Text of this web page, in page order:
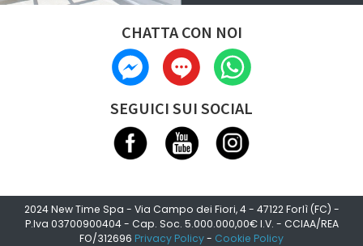
CHATTA CON NOI
SEGUICI SUI SOCIAL
2024 New Time Spa - Via Campo dei Fiori, 4 - 47122 Forlì (FC) -
P.Iva 03700900404 - Cap. Soc. 5.000.000,00€ I.V. - CCIAA/REA
FO/312696 Privacy Policy- Cookie Policy